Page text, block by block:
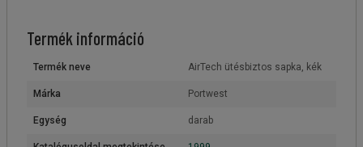
Termék információ
Termék neve AirTech ütésbiztos sapka, kék
Márka Portwest
Egység darab